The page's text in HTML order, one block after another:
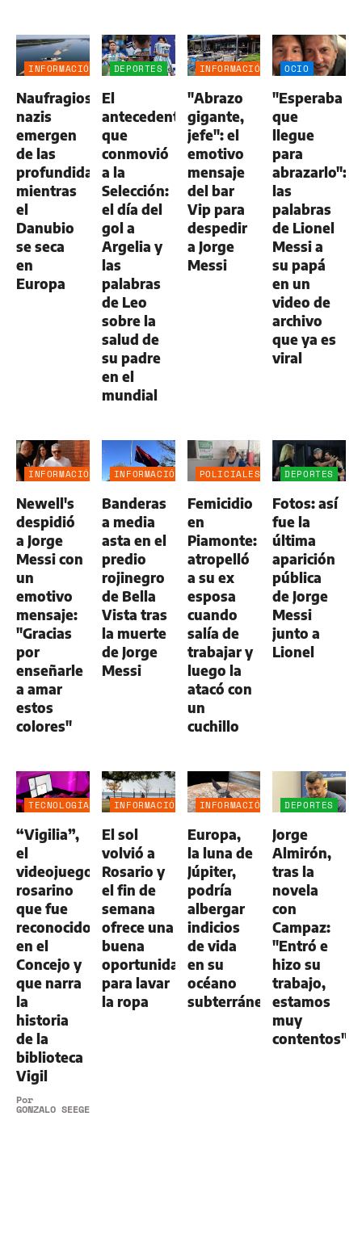
INFORMACIÓN
Naufragios
nazis
emergen
de las
profundidades
mientras
el
Danubio
se seca
en
Europa
DEPORTES
El
antecedente
que
conmovió
a la
Selección:
el día del
gol a
Argelia y
las
palabras
de Leo
sobre la
salud de
su padre
en el
mundial
INFORMACIÓN
"Abrazo
gigante,
jefe": el
emotivo
mensaje
del bar
Vip para
despedir
a Jorge
Messi
OCIO
"Esperaba
que
llegue
para
abrazarlo":
las
palabras
de Lionel
Messi a
su papá
en un
video de
archivo
que ya es
viral
INFORMACIÓN
Newell's
despidió
a Jorge
Messi con
un
emotivo
mensaje:
"Gracias
por
enseñarle
a amar
estos
colores"
INFORMACIÓN
Banderas
a media
asta en el
predio
rojinegro
de Bella
Vista tras
la muerte
de Jorge
Messi
POLICIALES
Femicidio
en
Piamonte:
atropelló
a su ex
esposa
cuando
salía de
trabajar y
luego la
atacó con
un
cuchillo
DEPORTES
Fotos: así
fue la
última
aparición
pública
de Jorge
Messi
junto a
Lionel
TECNOLOGÍA
“Vigilia”,
el
videojuego
rosarino
que fue
reconocido
en el
Concejo y
que narra
la
historia
de la
biblioteca
Vigil
Por
GONZALO SEEGER
INFORMACIÓN
El sol
volvió a
Rosario y
el fin de
semana
ofrece una
buena
oportunidad
para lavar
la ropa
INFORMACIÓN
Europa,
la luna de
Júpiter,
podría
albergar
indicios
de vida
en su
océano
subterráneo
DEPORTES
Jorge
Almirón,
tras la
novela
con
Campaz:
"Entró e
hizo su
trabajo,
estamos
muy
contentos"